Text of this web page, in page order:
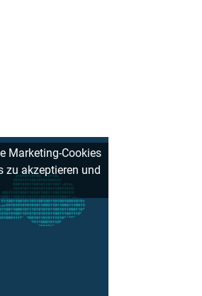
Marketing-Cookies
zu akzeptieren und